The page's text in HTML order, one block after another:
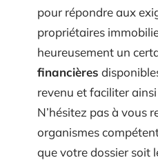
pour répondre aux
propriétaires
heureusement un
financières
revenu et faciliter
N’hésitez pas à vous
organismes
que votre dossier soit